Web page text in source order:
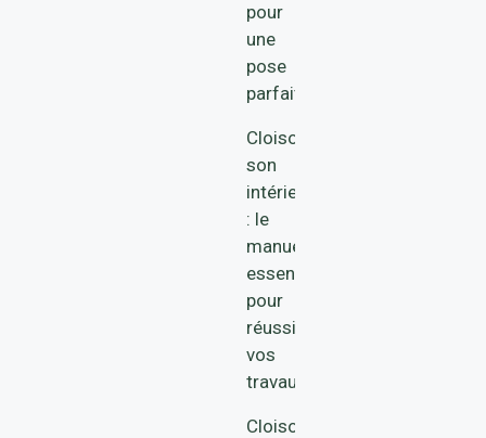
pour
une
pose
parfaite
Cloisonner
son
intérieur
: le
manuel
essentiel
pour
réussir
vos
travaux
Cloison